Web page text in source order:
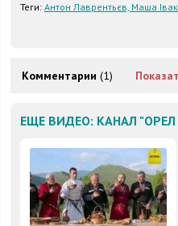
Теги: Антон Лаврентьєв, Маша
Комментарии (1)
ЕЩЕ ВИДЕО: КАНАЛ